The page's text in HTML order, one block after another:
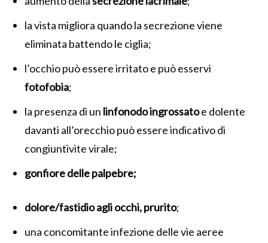
la vista migliora quando la secrezione viene
eliminata battendo le ciglia;
l’occhio può essere irritato e può esservi
fotofobia;
la presenza di un linfonodo ingrossatoe dolente
davanti all’orecchio può essere indicativo di
congiuntivite virale;
gonfiore delle palpebre;
dolore/fastidio agli occhi, prurito;
una concomitante infezione delle vie aeree